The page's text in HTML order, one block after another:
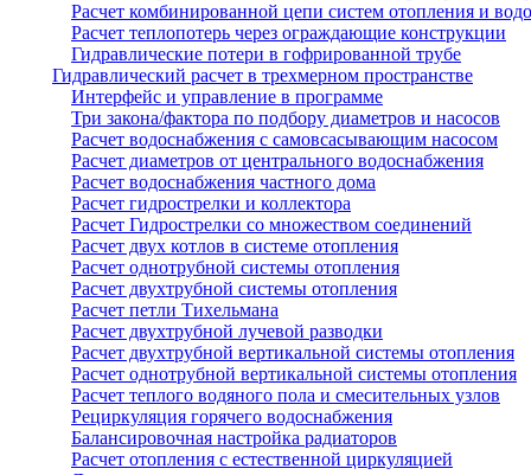
Расчет комбинированной цепи систем отопления и
Расчет теплопотерь через ограждающие конструкции
Гидравлические потери в гофрированной трубе
Гидравлический расчет в трехмерном пространстве
Интерфейс и управление в программе
Три закона/фактора по подбору диаметров и насосов
Расчет водоснабжения с самовсасывающим насосом
Расчет диаметров от центрального водоснабжения
Расчет водоснабжения частного дома
Расчет гидрострелки и коллектора
Расчет Гидрострелки со множеством соединений
Расчет двух котлов в системе отопления
Расчет однотрубной системы отопления
Расчет двухтрубной системы отопления
Расчет петли Тихельмана
Расчет двухтрубной лучевой разводки
Расчет двухтрубной вертикальной системы отопления
Расчет однотрубной вертикальной системы отопления
Расчет теплого водяного пола и смесительных узлов
Рециркуляция горячего водоснабжения
Балансировочная настройка радиаторов
Расчет отопления с естественной циркуляцией